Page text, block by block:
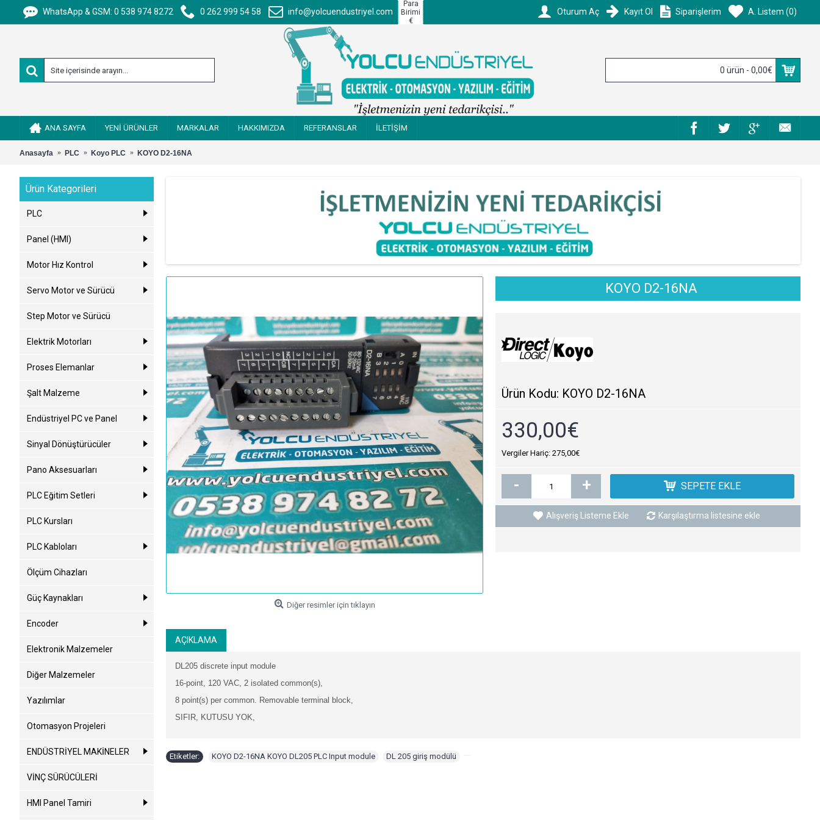
WhatsApp & GSM: 0 538 974 8272 0 262 999 54 58 info@yolcuendustriyel.com
Para
Birimi
€
Oturum Aç Kayıt Ol Siparişlerim A. Listem (0)
0 ürün - 0,00€
ANA SAYFA YENİ ÜRÜNLER MARKALAR HAKKIMIZDA REFERANSLAR İLETİŞİM
Anasayfa PLC Koyo PLC KOYO D2-16NA
Ürün Kategorileri
PLC
Panel (HMI)
Motor Hız Kontrol
Servo Motor ve Sürücü
Step Motor ve Sürücü
Elektrik Motorları
Proses Elemanlar
Şalt Malzeme
Endüstriyel PC ve Panel
Sinyal Dönüştürücüler
Pano Aksesuarları
PLC Eğitim Setleri
PLC Kursları
PLC Kabloları
Ölçüm Cihazları
Güç Kaynakları
Encoder
Elektronik Malzemeler
Diğer Malzemeler
Yazılımlar
Otomasyon Projeleri
ENDÜSTRİYEL MAKİNELER
VİNÇ SÜRÜCÜLERİ
HMI Panel Tamiri
Diğer resimler için tıklayın
KOYO D2-16NA
Ürün Kodu: KOYO D2-16NA
330,00€
Vergiler Hariç: 275,00€
- + SEPETE EKLE
Alışveriş Listeme Ekle Karşılaştırma listesine ekle
AÇIKLAMA
DL205 discrete input module
16-point, 120 VAC, 2 isolated common(s),
8 point(s) per common. Removable terminal block,
SIFIR, KUTUSU YOK,
Etiketler: KOYO D2-16NA KOYO DL205 PLC Input module DL 205 giriş modülü